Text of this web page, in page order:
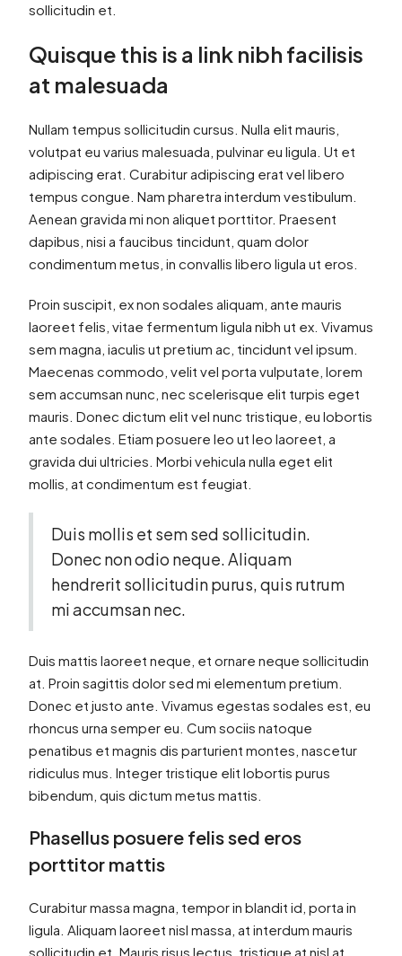
sollicitudin et.
Quisque this is a link nibh facilisis
at malesuada
Nullam tempus sollicitudin cursus. Nulla elit mauris,
volutpat eu varius malesuada, pulvinar eu ligula. Ut et
adipiscing erat. Curabitur adipiscing erat vel libero
tempus congue. Nam pharetra interdum vestibulum.
Aenean gravida mi non aliquet porttitor. Praesent
dapibus, nisi a faucibus tincidunt, quam dolor
condimentum metus, in convallis libero ligula ut eros.
Proin suscipit, ex non sodales aliquam, ante mauris
laoreet felis, vitae fermentum ligula nibh ut ex. Vivamus
sem magna, iaculis ut pretium ac, tincidunt vel ipsum.
Maecenas commodo, velit vel porta vulputate, lorem
sem accumsan nunc, nec scelerisque elit turpis eget
mauris. Donec dictum elit vel nunc tristique, eu lobortis
ante sodales. Etiam posuere leo ut leo laoreet, a
gravida dui ultricies. Morbi vehicula nulla eget elit
mollis, at condimentum est feugiat.
Duis mollis et sem sed sollicitudin.
Donec non odio neque. Aliquam
hendrerit sollicitudin purus, quis rutrum
mi accumsan nec.
Duis mattis laoreet neque, et ornare neque sollicitudin
at. Proin sagittis dolor sed mi elementum pretium.
Donec et justo ante. Vivamus egestas sodales est, eu
rhoncus urna semper eu. Cum sociis natoque
penatibus et magnis dis parturient montes, nascetur
ridiculus mus. Integer tristique elit lobortis purus
bibendum, quis dictum metus mattis.
Phasellus posuere felis sed eros
porttitor mattis
Curabitur massa magna, tempor in blandit id, porta in
ligula. Aliquam laoreet nisl massa, at interdum mauris
sollicitudin et. Mauris risus lectus, tristique at nisl at,